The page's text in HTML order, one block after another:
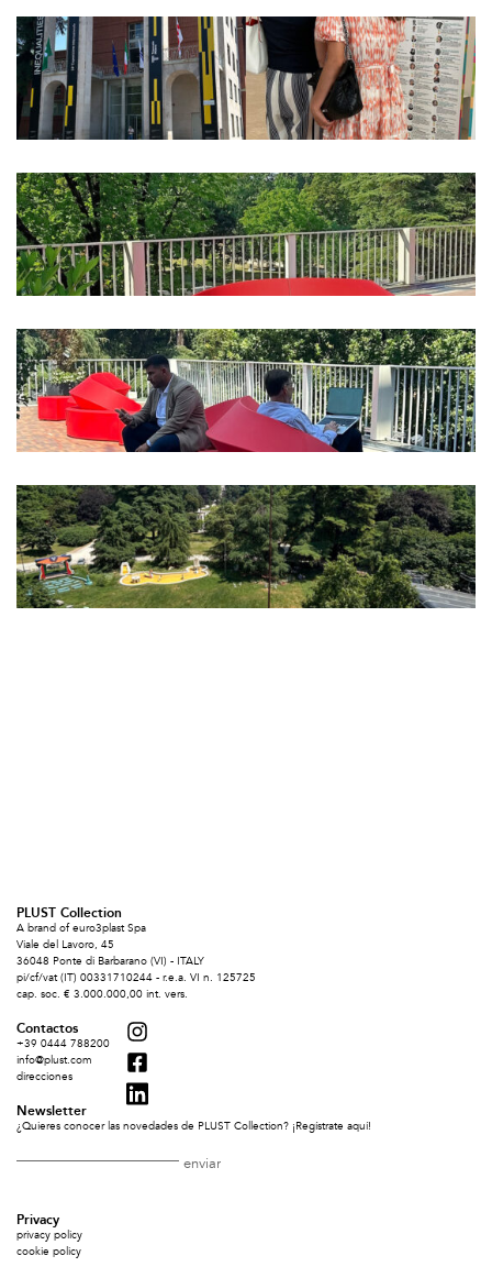
PLUST Collection
A brand of euro3plast Spa
Viale del Lavoro, 45
36048 Ponte di Barbarano (VI) - ITALY
pi/cf/vat (IT) 00331710244 - r.e.a. VI n. 125725
cap. soc. € 3.000.000,00 int. vers.
Contactos
+39 0444 788200
info@plust.com
direcciones
Newsletter
¿Quieres conocer las novedades de PLUST Collection? ¡Regístrate aquí!
Privacy
privacy policy
cookie policy